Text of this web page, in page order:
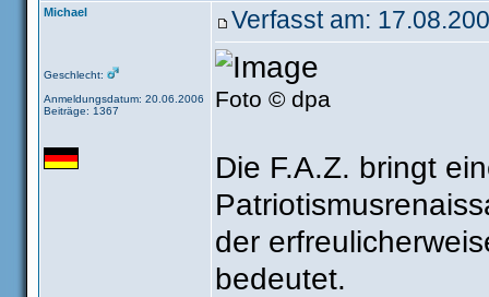
Michael
Geschlecht:
Anmeldungsdatum: 20.06.2006
Beiträge: 1367
Verfasst am:
Foto © dpa
Die F.A.Z. bringt
der
bedeutet.